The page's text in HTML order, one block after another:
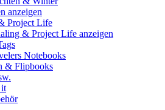
anzeigen
Project Life
& Project Life anzeigen
Notebooks
& Flipbooks
it